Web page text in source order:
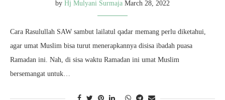
by Hj Mulyani Surmaja March 28, 2022
Cara Rasulullah SAW sambut lailatul qadar memang perlu diketahui,
agar umat Muslim bisa turut menerapkannya disisa ibadah puasa
Ramadan ini. Nah, di sisa waktu Ramadan ini umat Muslim
bersemangat untuk…